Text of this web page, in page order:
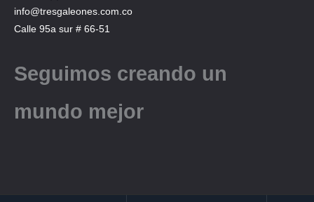
info@tresgaleones.com.co
Calle 95a sur # 66-51
Seguimos creando un
mundo mejor